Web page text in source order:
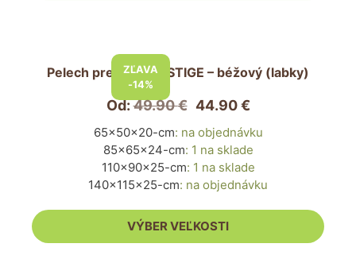
ZĽAVA
-14%
Pelech pre psa PRESTIGE – béžový (labky)
Od:49.90€ 44.90€
65x50x20-cm: na objednávku
85x65x24-cm: 1 na sklade
110x90x25-cm: 1 na sklade
140x115x25-cm: na objednávku
VÝBER VEĽKOSTI
stránke